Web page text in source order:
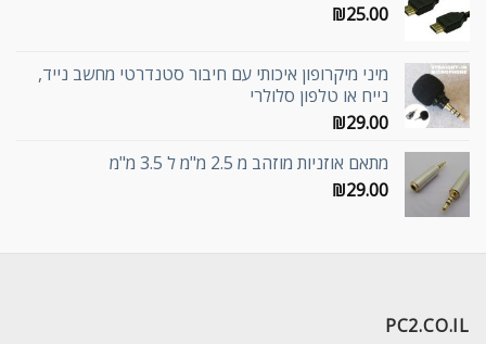
₪25.00
מיני מיקרופון איכותי עם חיבור סטנדרטי מחשב נייד,
נייח או טלפון סלולרי
₪29.00
מתאם אוזניות מוזהב מ 2.5 מ"מ ל 3.5 מ"מ
₪29.00
PC2.CO.IL